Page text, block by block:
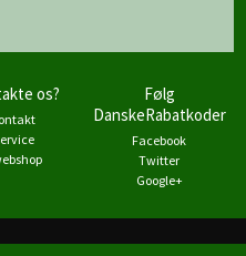
os?
Følg
DanskeRabatkoder
Facebook
Twitter
Google+